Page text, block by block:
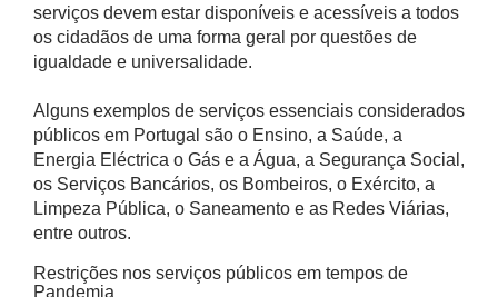
serviços devem estar disponíveis e acessíveis a todos
os cidadãos de uma forma geral por questões de
igualdade e universalidade.
Alguns exemplos de serviços essenciais considerados
públicos em Portugal são o Ensino, a Saúde, a
Energia Eléctrica o Gás e a Água, a Segurança Social,
os Serviços Bancários, os Bombeiros, o Exército, a
Limpeza Pública, o Saneamento e as Redes Viárias,
entre outros.
Restrições nos serviços públicos em tempos de
Pandemia